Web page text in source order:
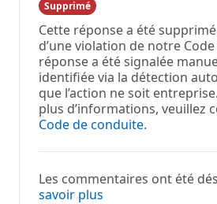
Supprimé
Cette réponse a été
d’une violation de notre
réponse a été signalée
identifiée via la détection
que l’action ne soit
plus d’informations, veuillez
Code de conduite.
Les commentaires ont été
savoir plus